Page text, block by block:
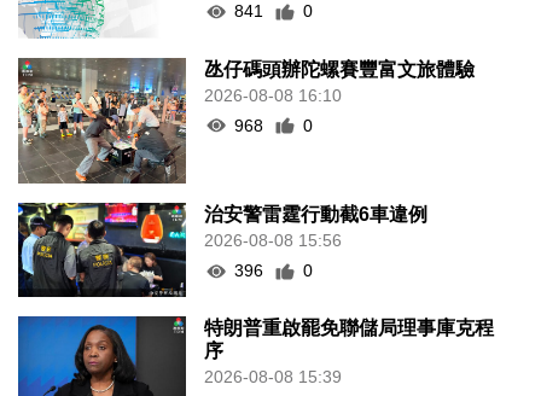
841
0
氹仔碼頭辦陀螺賽豐富文旅體驗
2026-08-08 16:10
968
0
治安警雷霆行動截6車違例
2026-08-08 15:56
396
0
特朗普重啟罷免聯儲局理事庫克程
序
2026-08-08 15:39